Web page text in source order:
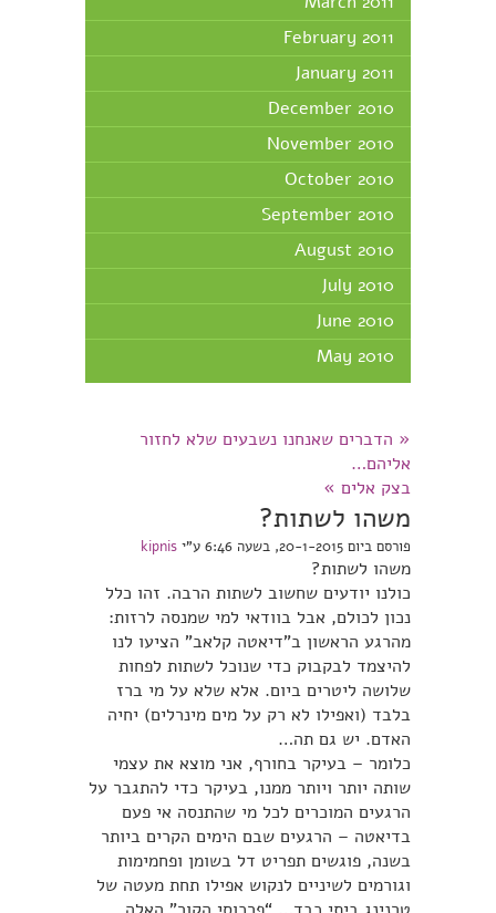
February 2011
January 2011
December 2010
November 2010
October 2010
September 2010
August 2010
July 2010
June 2010
May 2010
« הדברים שאנחנו נשבעים שלא לחזור
אליהם…
בצק אלים »
משהו לשתות?
פורסם ביום 20-1-2015, בשעה 6:46 ע"י kipnis
משהו לשתות?
כולנו יודעים שחשוב לשתות הרבה. זהו כלל
נכון לכולם, אבל בוודאי למי שמנסה לרזות:
מהרגע הראשון ב”דיאטה קלאב” הציעו לנו
להיצמד לבקבוק כדי שנוכל לשתות לפחות
שלושה ליטרים ביום. אלא שלא על מי ברז
בלבד (ואפילו לא רק על מים מינרלים) יחיה
האדם. יש גם תה…
כלומר – בעיקר בחורף, אני מוצא את עצמי
שותה יותר ויותר ממנו, בעיקר כדי להתגבר על
הרגעים המוכרים לכל מי שהתנסה אי פעם
בדיאטה – הרגעים שבם הימים הקרים ביותר
בשנה, פוגשים תפריט דל בשומן ופחמימות
וגורמים לשיניים לנקוש אפילו תחת מעטה של